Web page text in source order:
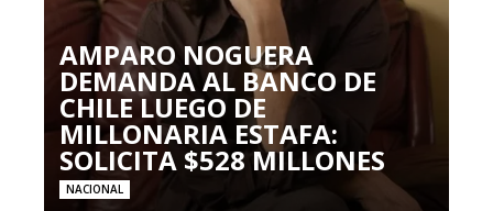
AMPARO NOGUERA
DEMANDA AL BANCO DE
CHILE LUEGO DE
MILLONARIA ESTAFA:
SOLICITA $528 MILLONES
NACIONAL